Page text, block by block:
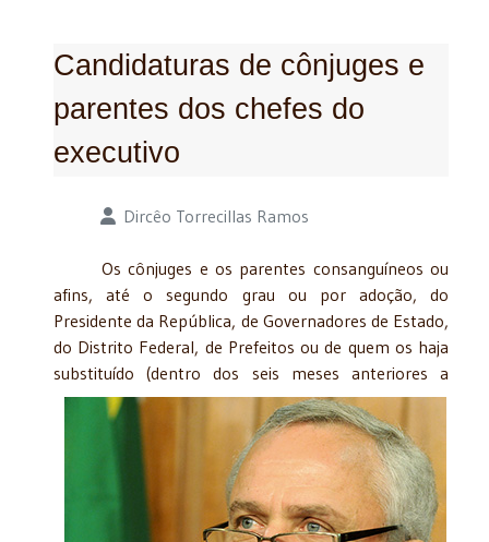
Candidaturas de cônjuges e
parentes dos chefes do
executivo
Detalhes Dircêo Torrecillas Ramos
Os cônjuges e os parentes consanguíneos ou
afins, até o segundo grau ou por adoção, do
Presidente da República, de Governadores de Estado,
do Distrito Federal, de Prefeitos ou de quem os haja
substituído(dentro dos seis meses anteriores a